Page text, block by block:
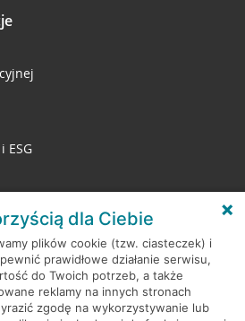
ESG
dla Ciebie
plików cookie (tzw. ciasteczek) i
prawidłowe działanie serwisu,
do Twoich potrzeb, a także
reklamy na innych stronach
zgodę na wykorzystywanie lub